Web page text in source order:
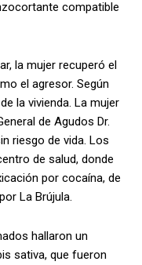
compatible
la mujer recuperó el
el agresor. Según
la vivienda. La mujer
de Agudos Dr.
riesgo de vida. Los
de salud, donde
por cocaína, de
La Brújula.
hallaron un
sativa, que fueron